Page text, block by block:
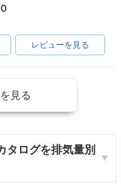
レビューを見る
見る
タログを排気量別